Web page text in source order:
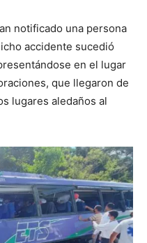
notificado una persona
accidente sucedió
en el lugar
que llegaron de
lugares aledaños al